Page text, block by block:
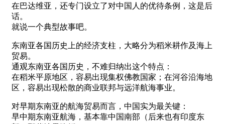
在巴达维亚，还专门设立了对中国人的优待条例，这是后
话。
就说一个典型故事吧。
东南亚各国历史上的经济支柱，大略分为稻米耕作及海上
贸易。
通观东南亚各国历史，不难归纳出这个特点：
在稻米平原地区，容易出现集权佛教国家；在河谷沿海地
区，容易出现松散的商业联邦与远洋航海事业。
对早期东南亚的航海贸易而言，中国实为最关键：
早中期东南亚航海，基本靠中国南部（后来也有印度东